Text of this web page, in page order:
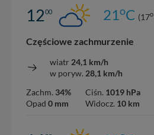
1200 21oC (17o
Częściowe zachmurzenie
wiatr 24,1 km/h
w poryw. 28,1 km/h
Zachm. 34%
Opad 0 mm
Ciśn. 1019 hPa
Widocz. 10 km